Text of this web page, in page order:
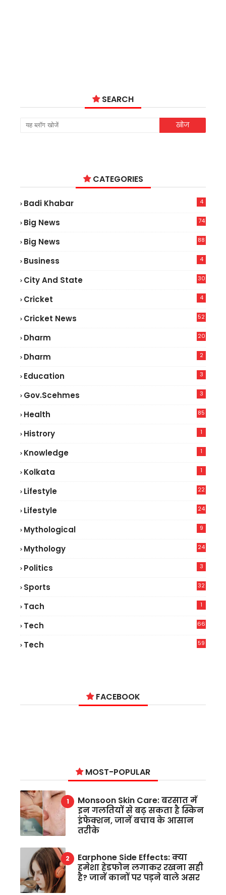
SEARCH
CATEGORIES
Badi Khabar 4
Big News
74
Big News
88
Business 4
City And State 30
Cricket 4
Cricket News
52
Dharm 20
Dharm 2
Education 3
Gov.scehmes 3
Health
85
Histrory 1
Knowledge 1
Kolkata 1
Lifestyle
22
Lifestyle
24
Mythological 9
Mythology 24
Politics 3
Sports 32
Tach 1
Tech
66
Tech
59
FACEBOOK
MOST-POPULAR
Monsoon Skin Care: बरसात में
इन गलतियों से बढ़ सकता है स्किन
इंफेक्शन, जानें बचाव के आसान
तरीके
Earphone Side Effects: क्या
हमेशा हेडफोन लगाकर रखना सही
है? जानें कानों पर पड़ने वाले असर